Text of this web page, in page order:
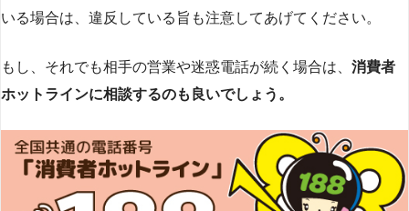
いる場合は、違反している旨も注意してあげてください。
もし、それでも相手の営業や迷惑電話が続く場合は、 消費者
ホットラインに相談するのも良いでしょう。